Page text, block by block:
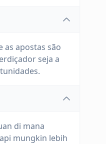
as apostas são
seja a
di mana
mungkin lebih